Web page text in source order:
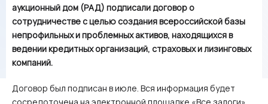
аукционный дом (РАД) подписали договор о
сотрудничестве с целью создания всероссийской базы
непрофильных и проблемных активов, находящихся в
ведении кредитных организаций, страховых и лизинговых
компаний.
Договор был подписан в июле. Вся информация будет